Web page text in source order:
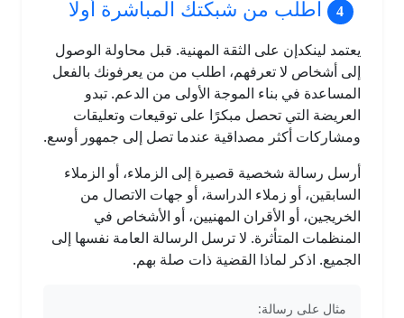
اطلب من شبكتك المباشرة أولًا
يعتمد لينكدإن على الثقة المهنية. قبل محاولة الوصول
إلى أشخاص لا تعرفهم، اطلب من من يعرفونك بالفعل
المساعدة في بناء الموجة الأولى من الدعم. تبدو
العريضة التي تحصل مبكرًا على توقيعات وتعليقات
ومشاركات أكثر مصداقية عندما تصل إلى جمهور أوسع.
أرسل رسالة شخصية قصيرة إلى الزملاء، أو الزملاء
السابقين، أو زملاء الدراسة، أو جهات الاتصال من
الخريجين، أو الأقران المهنيين، أو الأشخاص في
المنظمات المتأثرة. لا ترسل الرسالة العامة نفسها إلى
الجميع. اذكر لماذا القضية ذات صلة بهم.
مثال على رسالة: